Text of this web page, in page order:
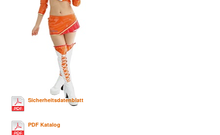
Sicherheitsdatenblatt
PDF Katalog